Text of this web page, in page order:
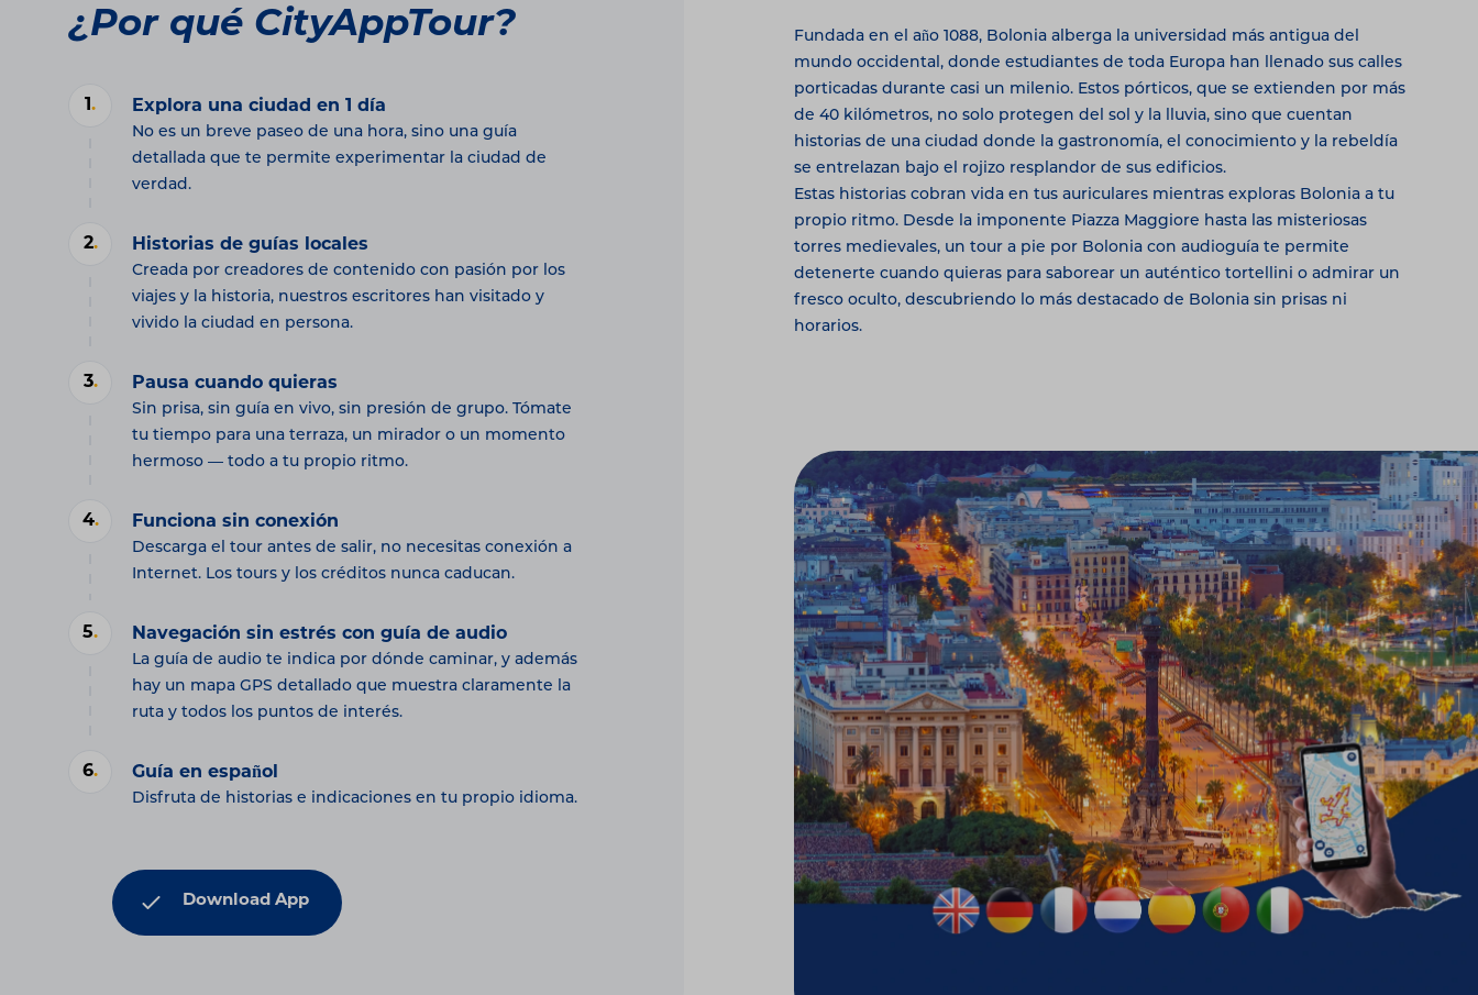
¿Por qué CityAppTour?
. Explora una ciudad en 1 día
No es un breve paseo de una hora, sino una guía
detallada que te permite experimentar la ciudad de
verdad.
2. Historias de guías locales
Creada por creadores de contenido con pasión por los
viajes y la historia, nuestros escritores han visitado y
vivido la ciudad en persona.
3. Pausa cuando quieras
Sin prisa, sin guía en vivo, sin presión de grupo. Tómate
tu tiempo para una terraza, un mirador o un momento
hermoso — todo a tu propio ritmo.
4. Funciona sin conexión
Descarga el tour antes de salir, no necesitas conexión a
Internet. Los tours y los créditos nunca caducan.
5. Navegación sin estrés con guía de audio
La guía de audio te indica por dónde caminar, y además
hay un mapa GPS detallado que muestra claramente la
ruta y todos los puntos de interés.
6. Guía en español
Disfruta de historias e indicaciones en tu propio idioma.
Download App
Fundada en el año 1088, Bolonia alberga la universidad más antigua del
mundo occidental, donde estudiantes de toda Europa han llenado sus calles
porticadas durante casi un milenio. Estos pórticos, que se extienden por más
de 40 kilómetros, no solo protegen del sol y la lluvia, sino que cuentan
historias de una ciudad donde la gastronomía, el conocimiento y la rebeldía
se entrelazan bajo el rojizo resplandor de sus edificios.
Estas historias cobran vida en tus auriculares mientras exploras Bolonia a tu
propio ritmo. Desde la imponente Piazza Maggiore hasta las misteriosas
torres medievales, un tour a pie por Bolonia con audioguía te permite
detenerte cuando quieras para saborear un auténtico tortellini o admirar un
fresco oculto, descubriendo lo más destacado de Bolonia sin prisas ni
horarios.